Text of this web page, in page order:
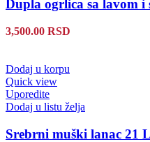
Dupla ogrlica sa lavom i
3,500.00 RSD
Dodaj u korpu
Quick view
Uporedite
Dodaj u listu želja
Srebrni muški lanac 21